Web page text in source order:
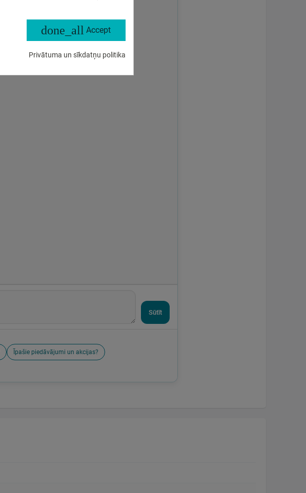
done_all Accept
Privātuma un sīkdatņu politika
Sūtīt
Īpašie piedāvājumi un akcijas?